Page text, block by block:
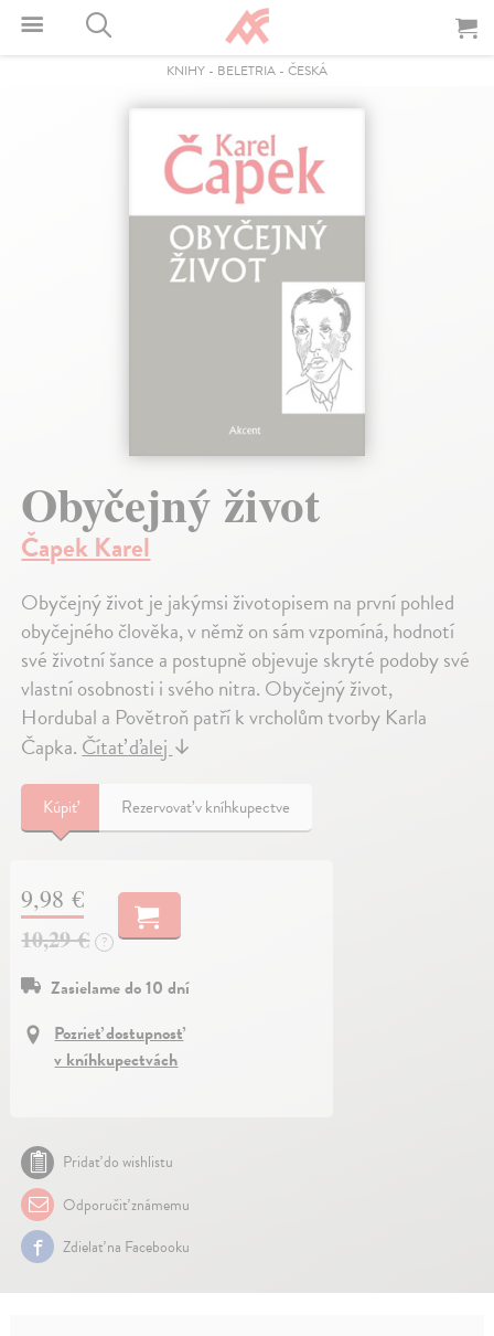
KNIHY - BELETRIA - ČESKÁ
Obyčejný život
Čapek Karel
Obyčejný život je jakýmsi životopisem na první pohled
obyčejného člověka, v němž on sám vzpomíná, hodnotí
své životní šance a postupně objevuje skryté podoby své
vlastní osobnosti i svého nitra. Obyčejný život,
Hordubal a Povětroň patří k vrcholům tvorby Karla
Čapka.Čítať ďalej↓
Kúpiť Rezervovať v kníhkupectve
9,98 €
10,29 €
?
Zasielame do 10 dní
Pozrieť dostupnosť
v kníhkupectvách
Pridať do wishlistu
Odporučiť známemu
Zdielať na Facebooku